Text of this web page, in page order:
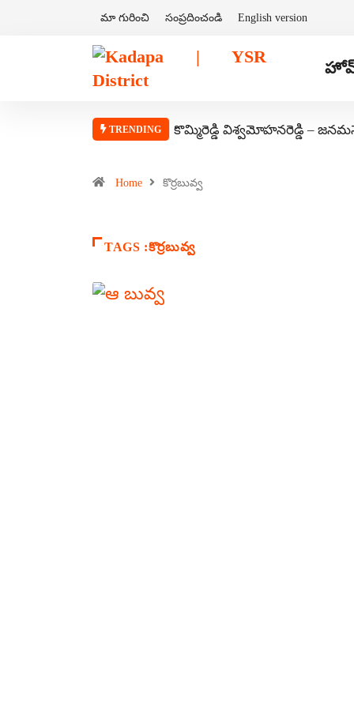
మా గురించి సంప్రదించండి English version
TRENDING కొమ్మిరెడ్డి విశ్వమోహనరెడ్డి –
Home కొర్రబువ్వ
TAGS :కొర్రబువ్వ